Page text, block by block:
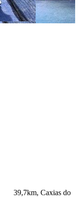
39,7km, Caxias do